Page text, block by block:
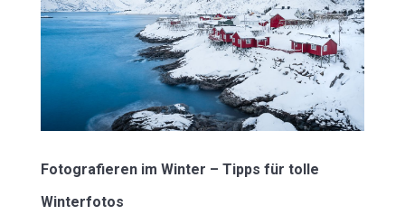
Fotografieren im Winter – Tipps für tolle
Winterfotos